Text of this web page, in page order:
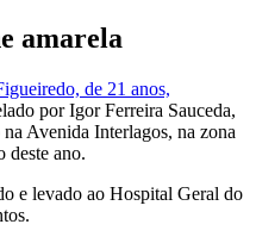
amarela
de 21 anos,
por Igor Ferreira Sauceda,
na Avenida Interlagos, na zona
deste ano.
e levado ao Hospital Geral do